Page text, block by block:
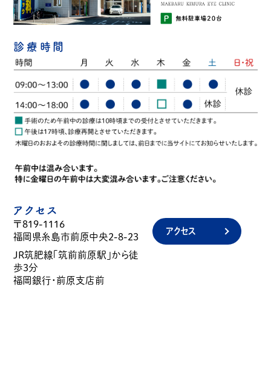
診療時間
アクセス
〒819-1116
福岡県糸島市前原中央2-8-23
JR筑肥線「筑前前原駅」から徒
歩3分
福岡銀行・前原支店前
アクセス